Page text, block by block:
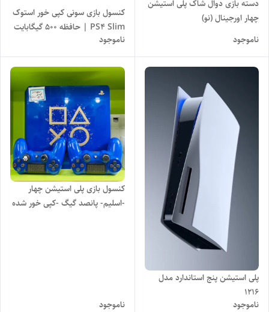
دسته بازی دوال شاک پلی استیشن
چهار اورجینال (نو)
ناموجود
کنسول بازی سونی کپی خور استوک
PS4 Slim | حافظه 500 گیگابایت
بدون دانگل کپی خور
ناموجود
پلی استیشن پنج استاندارد مدل
1216
ناموجود
کنسول بازی پلی استیشن چهار
-اسلیم- پانصد گیگ -کپی خور شده
ناموجود